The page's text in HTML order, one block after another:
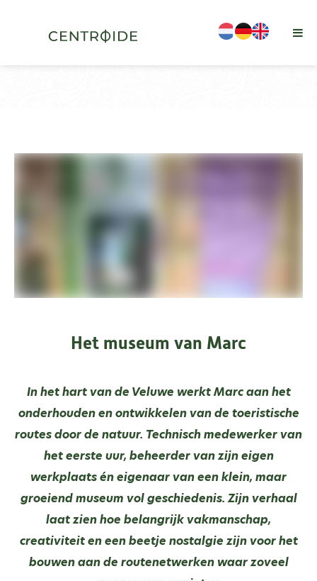
Het museum van Marc
In het hart van de Veluwe werkt Marc aan het
onderhouden en ontwikkelen van de toeristische
routes door de natuur. Technisch medewerker van
het eerste uur, beheerder van zijn eigen
werkplaats én eigenaar van een klein, maar
groeiend museum vol geschiedenis. Zijn verhaal
laat zien hoe belangrijk vakmanschap,
creativiteit en een beetje nostalgie zijn voor het
bouwen aan de routenetwerken waar zoveel